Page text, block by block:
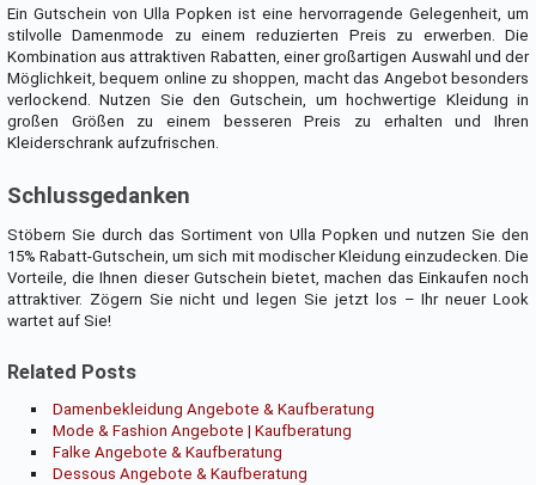
Ein Gutschein von Ulla Popken ist eine hervorragende Gelegenheit, um
stilvolle Damenmode zu einem reduzierten Preis zu erwerben. Die
Kombination aus attraktiven Rabatten, einer großartigen Auswahl und der
Möglichkeit, bequem online zu shoppen, macht das Angebot besonders
verlockend. Nutzen Sie den Gutschein, um hochwertige Kleidung in
großen Größen zu einem besseren Preis zu erhalten und Ihren
Kleiderschrank aufzufrischen.
Schlussgedanken
Stöbern Sie durch das Sortiment von Ulla Popken und nutzen Sie den
15% Rabatt-Gutschein, um sich mit modischer Kleidung einzudecken. Die
Vorteile, die Ihnen dieser Gutschein bietet, machen das Einkaufen noch
attraktiver. Zögern Sie nicht und legen Sie jetzt los – Ihr neuer Look
wartet auf Sie!
Related Posts
Damenbekleidung Angebote & Kaufberatung
Mode & Fashion Angebote | Kaufberatung
Falke Angebote & Kaufberatung
Dessous Angebote & Kaufberatung